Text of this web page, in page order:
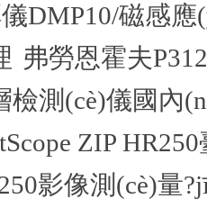
DMP10/磁感應
弗勞恩霍夫
檢測(cè)儀國內
ZIP
影像測(cè)量